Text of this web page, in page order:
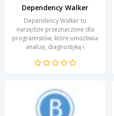
Dependency Walker
Dependency Walker to
narzędzie przeznaczone dla
programistów, które umożliwia
analizę, diagnostykę i
związanych z zależnościami...